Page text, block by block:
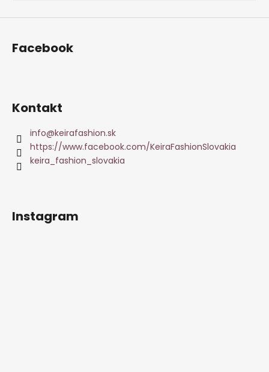
Facebook
Kontakt
info@keirafashion.sk
https://www.facebook.com/KeiraFashionSlovakia
keira_fashion_slovakia
Instagram